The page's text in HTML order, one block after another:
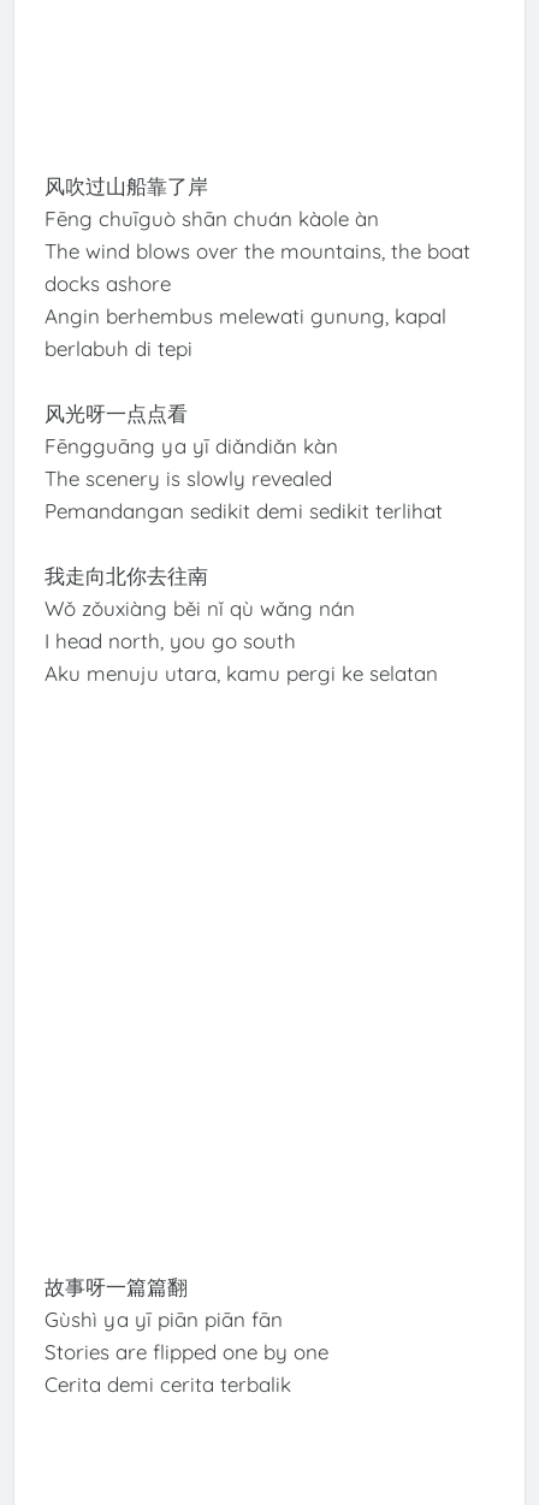
风吹过山船靠了岸
Fēng chuīguò shān chuán kàole àn
The wind blows over the mountains, the boat
docks ashore
Angin berhembus melewati gunung, kapal
berlabuh di tepi
风光呀一点点看
Fēngguāng ya yī diǎndiǎn kàn
The scenery is slowly revealed
Pemandangan sedikit demi sedikit terlihat
我走向北你去往南
Wǒ zǒuxiàng běi nǐ qù wǎng nán
I head north, you go south
Aku menuju utara, kamu pergi ke selatan
故事呀一篇篇翻
Gùshì ya yī piān piān fān
Stories are flipped one by one
Cerita demi cerita terbalik